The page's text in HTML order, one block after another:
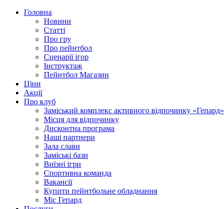
Головна
Новини
Статті
Про гру
Про пейнтбол
Сценарії ігор
Інструктаж
Пейнтбол Магазин
Ціни
Акції
Про клуб
Заміський комплекс активного відпочинку «Гепард»
Місця для відпочинку
Дисконтна програма
Наші партнери
Зала слави
Заміські бази
Виїзні ігри
Спортивна команда
Вакансії
Купити пейнтбольне обладнання
Міс Гепард